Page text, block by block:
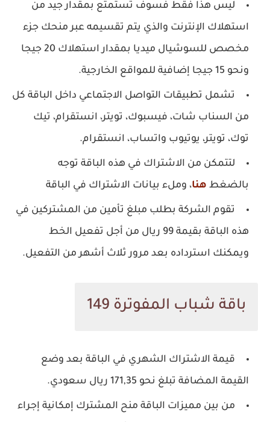
ليس هذا فقط فسوف تستمتع بمقدار جيد من
استهلاك الإنترنت والذي يتم تقسيمه عبر منحك جزء
مخصص للسوشيال ميديا بمقدار استهلاك 20 جيجا
ونحو 15 جيجا إضافية للمواقع الخارجية.
تشمل تطبيقات التواصل الاجتماعي داخل الباقة كل
من السناب شات، فيسبوك، تويتر، انستقرام، تيك
توك، تويتر، يوتيوب واتساب، انستقرام.
لتتمكن من الاشتراك في هذه الباقة توجه
بالضغط هنا، وملء بيانات الاشتراك في الباقة
تقوم الشركة بطلب مبلغ تأمين من المشتركين في
هذه الباقة بقيمة 99 ريال من أجل تفعيل الخط
ويمكنك استرداده بعد مرور ثلاث أشهر من التفعيل.
باقة شباب المفوترة 149
قيمة الاشتراك الشهري في الباقة بعد وضع
القيمة المضافة تبلغ نحو 171,35 ريال سعودي.
من بين مميزات الباقة منح المشترك إمكانية إجراء